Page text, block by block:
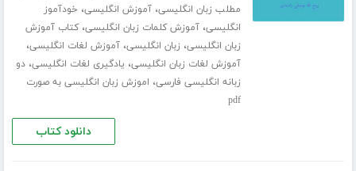
مطلب زبان انگلیسی،آموزش انگلیسی، خودآموز
انگلیسی،آموزش کلمات زبان انگلیسی،کتاب آموزش
زبان انگلیسی، زبان انگلیسی،آموزش لغات انگلیسی،
آموزش لغات زبان انگلیسی، یادگیری لغات انگلیسی،دو
زبانه انگلیسی فارسی، اموزش زبان انگلیسی به صورت
pdf
دانلود کتاب